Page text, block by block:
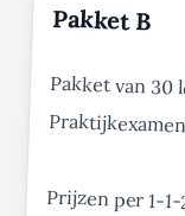
Pakket B
Pakket van
Praktijkexamen
Prijzen per 1-